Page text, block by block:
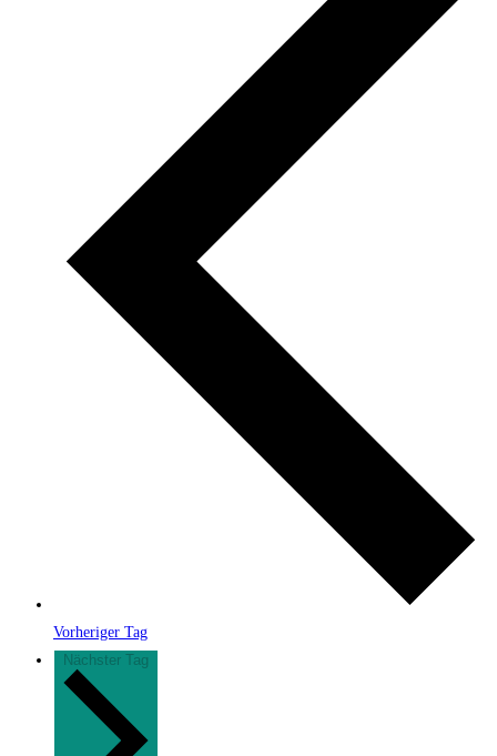
Vorheriger Tag
Nächster Tag